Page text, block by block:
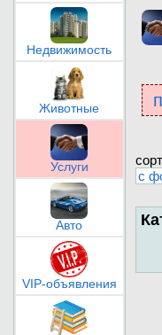
Недвижимость
Животные
Услуги
Авто
VIP-объявления
с